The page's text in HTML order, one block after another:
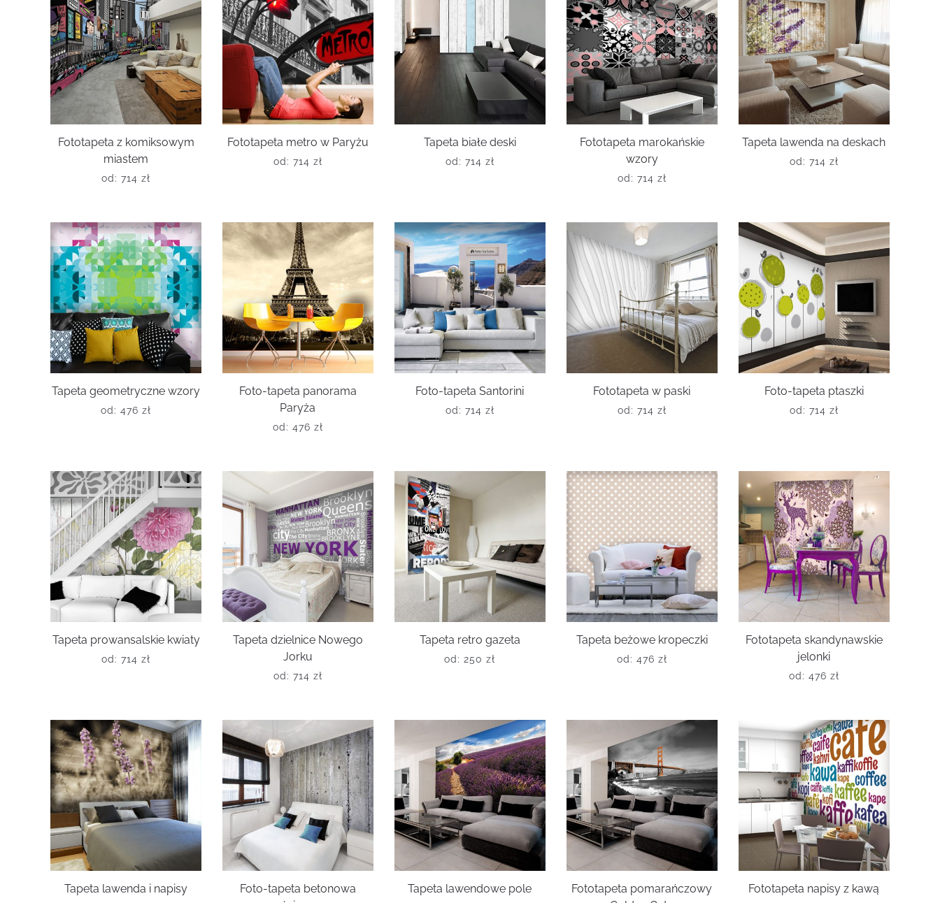
Fototapeta z komiksowym
miastem
od: 714 zł
Fototapeta metro w Paryżu
od: 714 zł
Tapeta białe deski
od: 714 zł
Fototapeta marokańskie
wzory
od: 714 zł
Tapeta lawenda na deskach
od: 714 zł
Tapeta geometryczne wzory
od: 476 zł
Foto-tapeta panorama
Paryża
od: 476 zł
Foto-tapeta Santorini
od: 714 zł
Fototapeta w paski
od: 714 zł
Foto-tapeta ptaszki
od: 714 zł
Tapeta prowansalskie kwiaty
od: 714 zł
Tapeta dzielnice Nowego
Jorku
od: 714 zł
Tapeta retro gazeta
od: 250zł
Tapeta beżowe kropeczki
od: 476 zł
Fototapeta skandynawskie
jelonki
od: 476 zł
Tapeta lawenda i napisy
Foto-tapeta betonowa
Tapeta lawendowe pole
Fototapeta pomarańczowy
Fototapeta napisy z kawą